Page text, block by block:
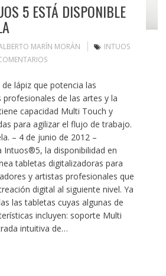
5 ESTÁ DISPONIBLE
MARÍN MORÁN
INTUOS
lápiz que potencia las
profesionales de las artes y la
capacidad Multi Touch y
para agilizar el flujo de trabajo.
– 4 de junio de 2012 –
la disponibilidad en
tabletas digitalizadoras para
y artistas profesionales que
digital al siguiente nivel. Ya
las tabletas cuyas algunas de
incluyen: soporte Multi
intuitiva de…